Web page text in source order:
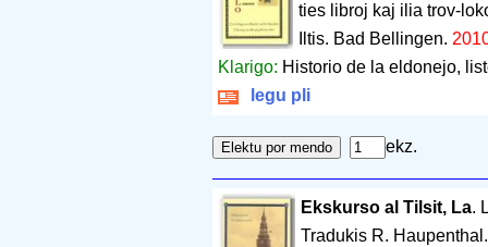
ties libroj kaj ilia trov-
Iltis. Bad Bellingen.
Klarigo: Historio de la eldonejo,
legu pli
ekz.
Ekskurso al Tilsit, La.
Tradukis R.